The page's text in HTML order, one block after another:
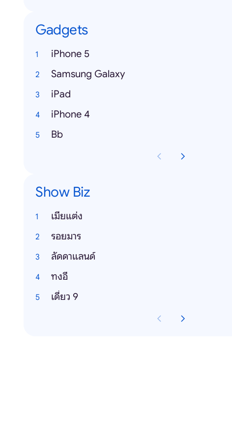
Gadgets
iPhone 5
Samsung Galaxy
iPad
iPhone 4
Bb
Show Biz
เมียแต่ง
รอยมาร
ลัดดาแลนด์
ทงอี
เดี่ยว 9